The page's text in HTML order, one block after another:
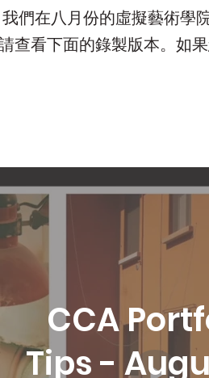
我們在八月份的虛擬藝術學
查看下面的錄製版本。如
CCA
Tips -